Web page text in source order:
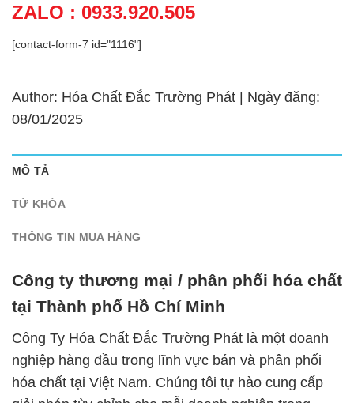
ZALO : 0933.920.505
[contact-form-7 id="1116"]
Author: Hóa Chất Đắc Trường Phát | Ngày đăng:
08/01/2025
MÔ TẢ
TỪ KHÓA
THÔNG TIN MUA HÀNG
Công ty thương mại / phân phối hóa chất
tại Thành phố Hồ Chí Minh
Công Ty Hóa Chất Đắc Trường Phát là một doanh
nghiệp hàng đầu trong lĩnh vực bán và phân phối
hóa chất tại Việt Nam. Chúng tôi tự hào cung cấp